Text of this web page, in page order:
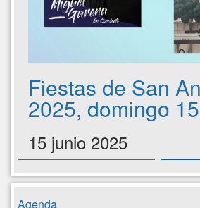
Fiestas de San
2025, domingo
15 junio 2025
Agenda